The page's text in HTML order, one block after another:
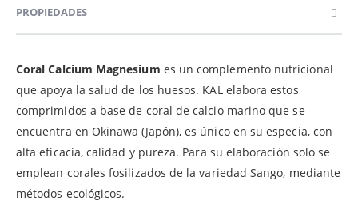
PROPIEDADES
Coral Calcium Magnesium es un complemento nutricional
que apoya la salud de los huesos. KAL elabora estos
comprimidos a base de coral de calcio marino que se
encuentra en Okinawa (Japón), es único en su especia, con
alta eficacia, calidad y pureza. Para su elaboración solo se
emplean corales fosilizados de la variedad Sango, mediante
métodos ecológicos.